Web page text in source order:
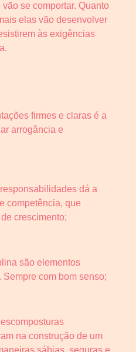
se comportar. Quanto
elas vão desenvolver
às exigências
firmes e claras é a
arrogância e
dá a
competência, que
crescimento;
são elementos
com bom senso;
na construção de um
sábias, seguras e